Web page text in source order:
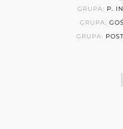
GRUPA: P.
GRUPA:
GRUPA: